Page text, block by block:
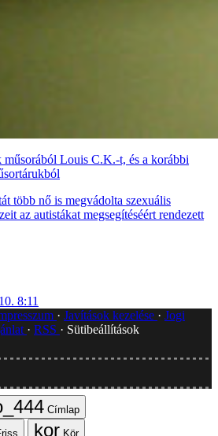
Louis C.K.-t, és a korábbi
több nő is megvádolta szexuális
az autistákat megsegítéséért rendezett
8:11
Javítások kezelése
Jogi
RSS
Sütibeállítások
Címlap
Kör